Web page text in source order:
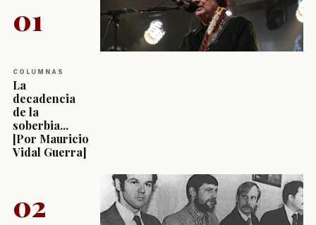
01
COLUMNAS
La
decadencia
de la
soberbia...
[Por Mauricio
Vidal Guerra]
02